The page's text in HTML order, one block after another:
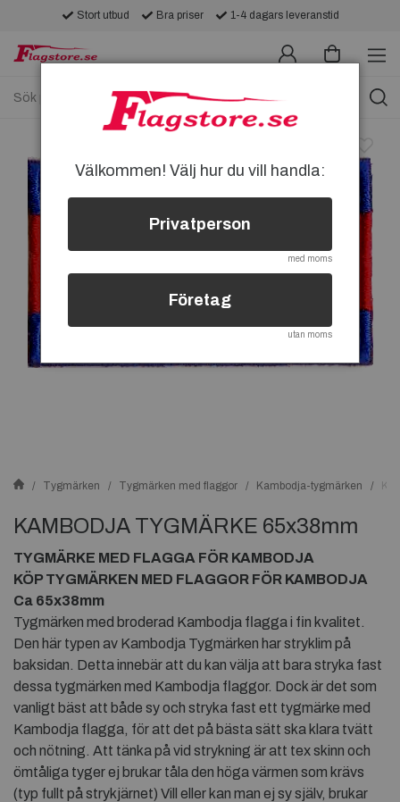
Stort utbud Bra priser 1-4 dagars leveranstid
Tygmärken Tygmärken med flaggor Kambodja-tygmärken
KAMBODJA TYGMÄRKE 65x38mm
TYGMÄRKE MED FLAGGA FÖR KAMBODJA
KÖP TYGMÄRKEN MED FLAGGOR FÖR KAMBODJA
Ca 65x38mm
Tygmärken med broderad Kambodja flagga i fin kvalitet.
Den här typen av Kambodja Tygmärken har stryklim på
baksidan. Detta innebär att du kan välja att bara stryka fast
dessa tygmärken med Kambodja flaggor. Dock är det som
vanligt bäst att både sy och stryka fast ett tygmärke med
Kambodja flagga, för att det på bästa sätt ska klara tvätt
och nötning. Att tänka på vid strykning är att tex skinn och
ömtåliga tyger ej brukar tåla den höga värmen som krävs
(typ fullt på strykjärnet) Vill eller kan man ej sy själv, brukar
Välkommen! Välj hur du vill handla:
Privatperson
med moms
Företag
utan moms